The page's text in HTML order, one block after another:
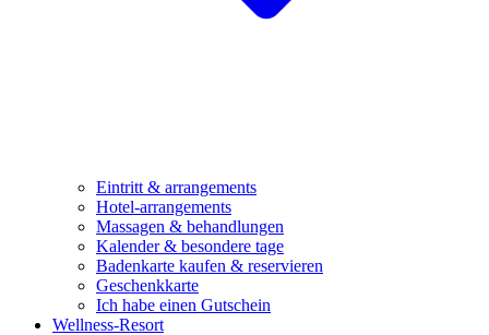
Eintritt & arrangements
Hotel-arrangements
Massagen & behandlungen
Kalender & besondere tage
Badenkarte kaufen & reservieren
Geschenkkarte
Ich habe einen Gutschein
Wellness-Resort